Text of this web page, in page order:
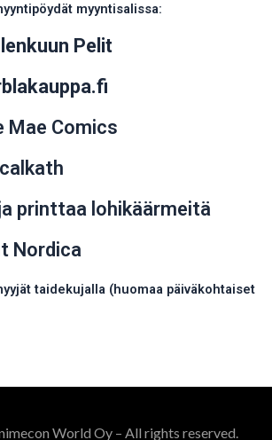
myyntisalissa:
Pelit
Mae Comics
printtaa lohikäärmeitä
Nordica
taidekujalla (huomaa päiväkohtaiset
World Oy – All rights reserved.